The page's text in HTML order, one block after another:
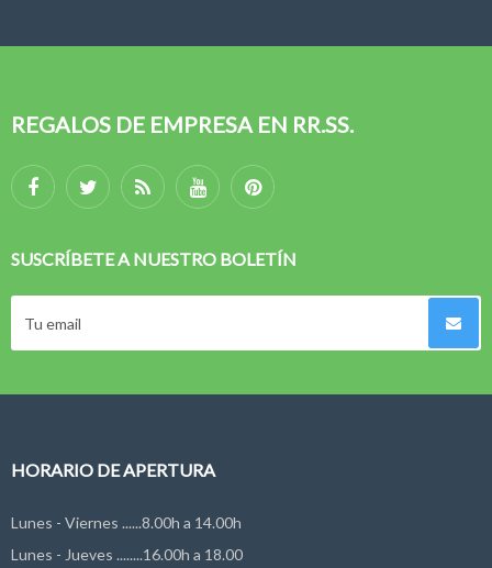
REGALOS DE EMPRESA EN RR.SS.
SUSCRÍBETE A NUESTRO BOLETÍN
HORARIO DE APERTURA
Lunes - Viernes ......8.00h a 14.00h
Lunes - Jueves ........16.00h a 18.00